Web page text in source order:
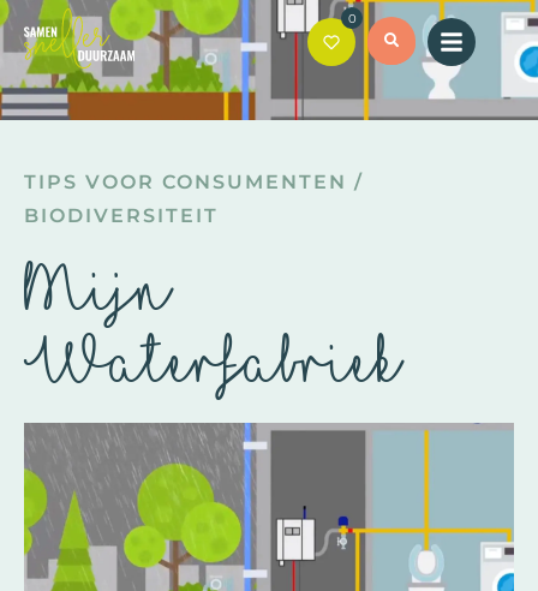
0
TIPS VOOR CONSUMENTEN /
BIODIVERSITEIT
Mijn
Waterfabriek